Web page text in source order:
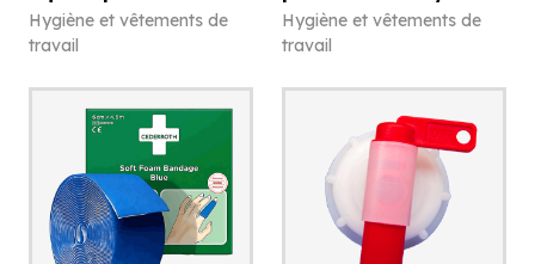
Hygiène et vêtements de
travail
Hygiène et vêtements de
travail